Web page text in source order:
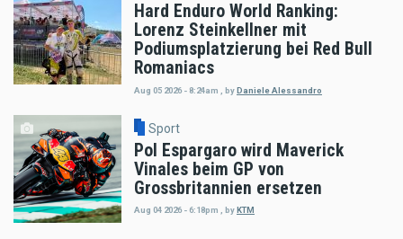
Hard Enduro World Ranking:
Lorenz Steinkellner mit
Podiumsplatzierung bei Red Bull
Romaniacs
Aug 05 2026 - 8:24am byDaniele Alessandro
Sport
Pol Espargaro wird Maverick
Vinales beim GP von
Grossbritannien ersetzen
Aug 04 2026 - 6:18pm , byKTM